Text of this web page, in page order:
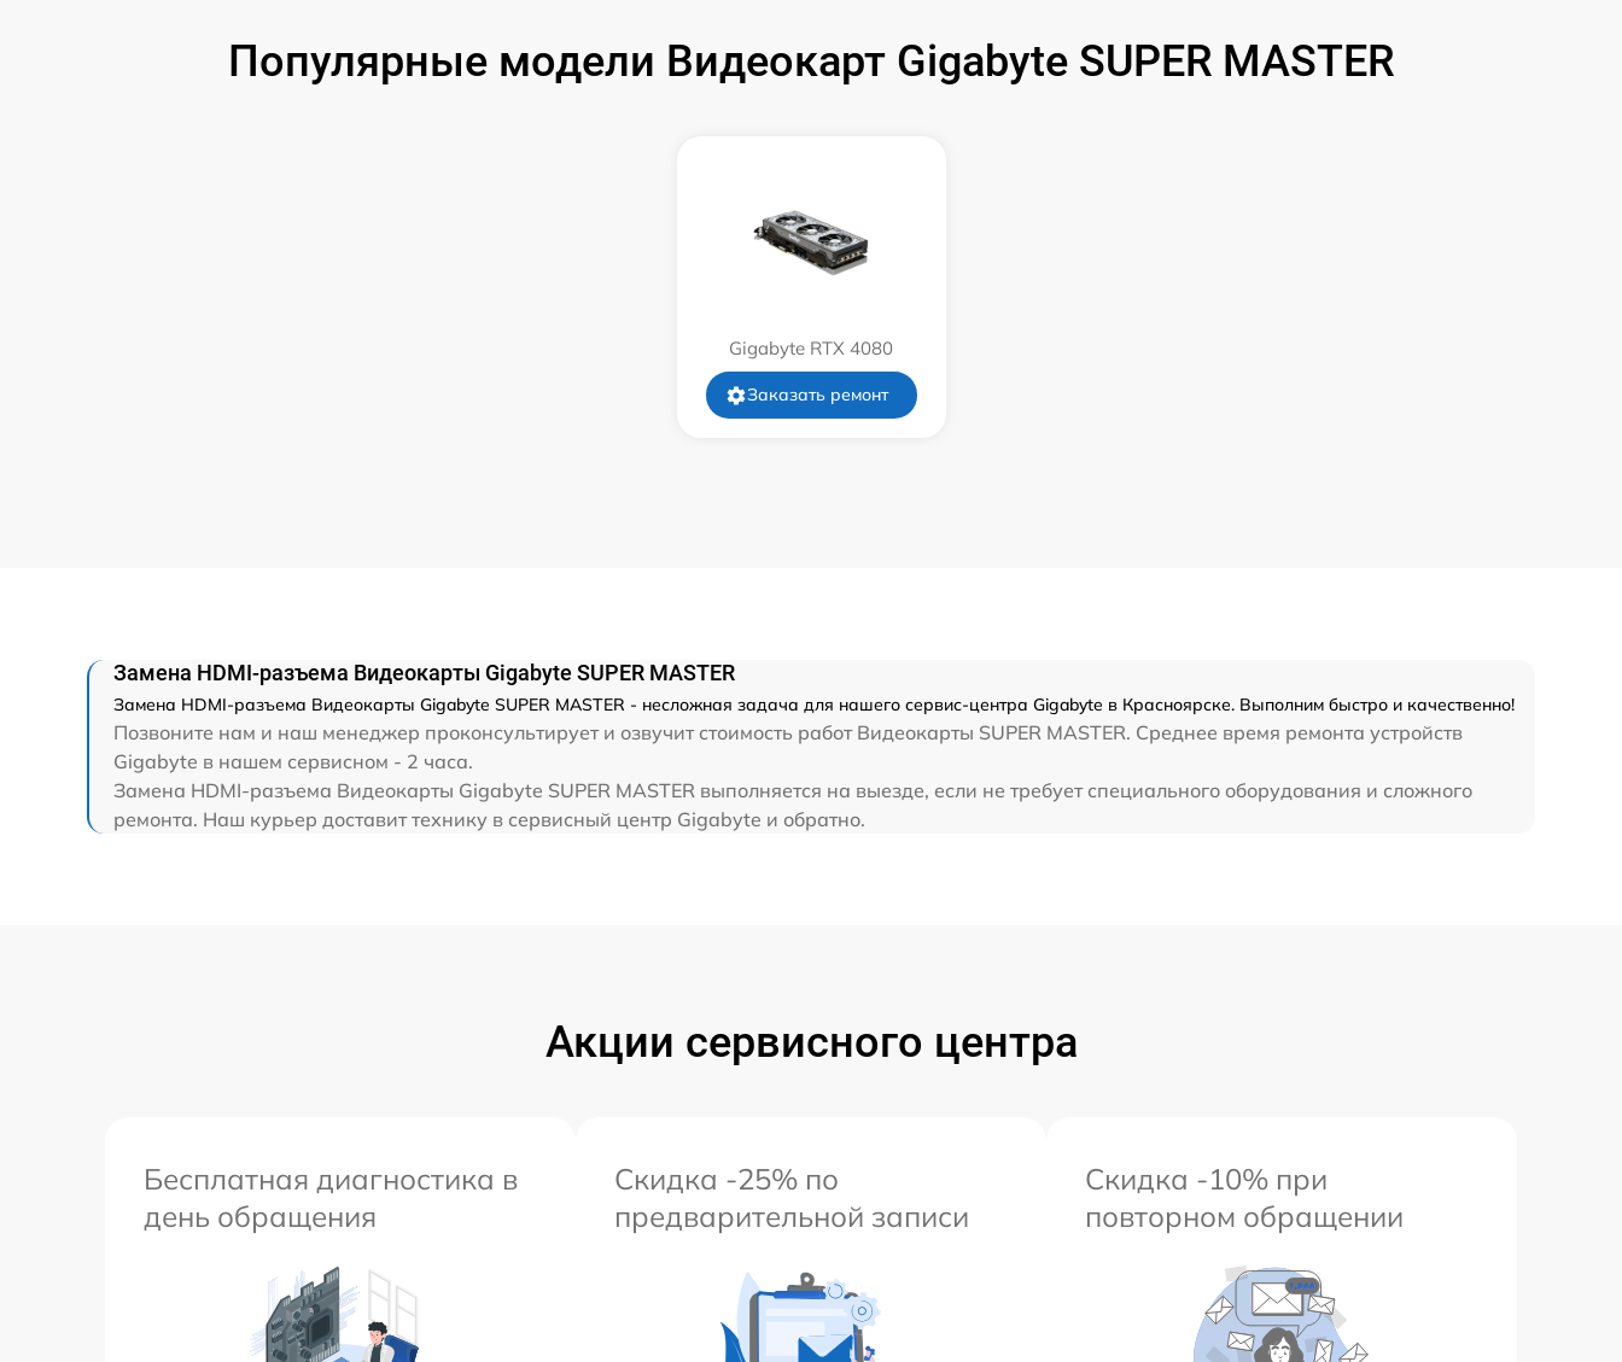
Популярные модели Видеокарт Gigabyte SUPER MASTER
Gigabyte RTX 4080
Заказать ремонт
Замена HDMI-разъема Видеокарты Gigabyte SUPER MASTER
Замена HDMI-разъема Видеокарты Gigabyte SUPER MASTER - несложная задача для нашего сервис-центра Gigabyte в Красноярске. Выполним быстро и качественно!
Позвоните нам и наш менеджер проконсультирует и озвучит стоимость работ Видеокарты SUPER MASTER. Среднее время ремонта устройств
Gigabyte в нашем сервисном - 2 часа.
Замена HDMI-разъема Видеокарты Gigabyte SUPER MASTER выполняется на выезде, если не требует специального оборудования и сложного
ремонта. Наш курьер доставит технику в сервисный центр Gigabyte и обратно.
Акции сервисного центра
Бесплатная диагностика в
день обращения
Скидка -25% по
предварительной записи
Скидка -10% при
повторном обращении